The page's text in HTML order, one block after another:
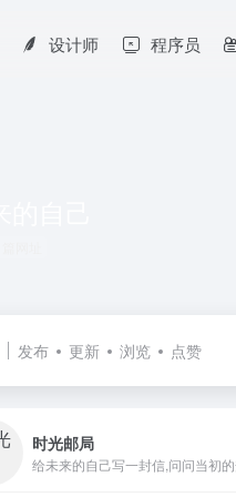
设计师 程序员
发布 更新 浏览 点赞
时光邮局
给未来的自己写一封信,问问当初的